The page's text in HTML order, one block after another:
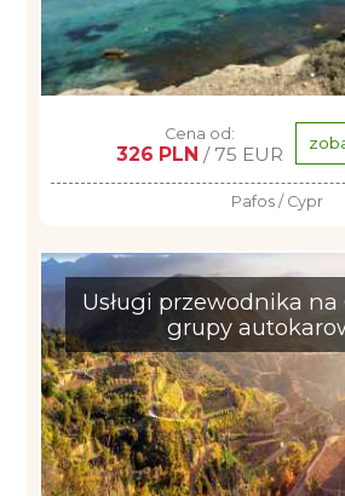
Cena od:
326 PLN / 75 EUR
Pafos / Cypr
Usługi przewodnika na
grupy